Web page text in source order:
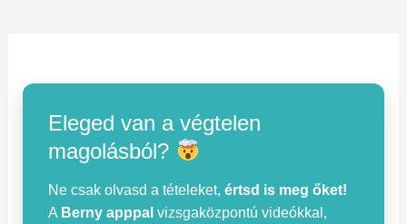
Eleged van a végtelen
magolásból?
Ne csak olvasd a tételeket,értsd is meg őket!
A Berny apppal vizsgaközpontú videókkal,